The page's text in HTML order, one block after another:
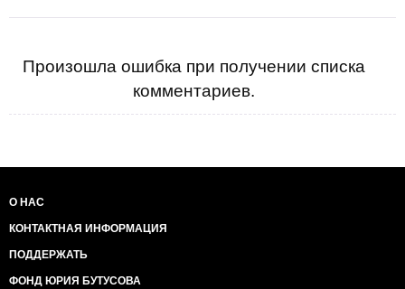
Произошла ошибка при получении списка
комментариев.
О НАС
КОНТАКТНАЯ ИНФОРМАЦИЯ
ПОДДЕРЖАТЬ
ФОНД ЮРИЯ БУТУСОВА